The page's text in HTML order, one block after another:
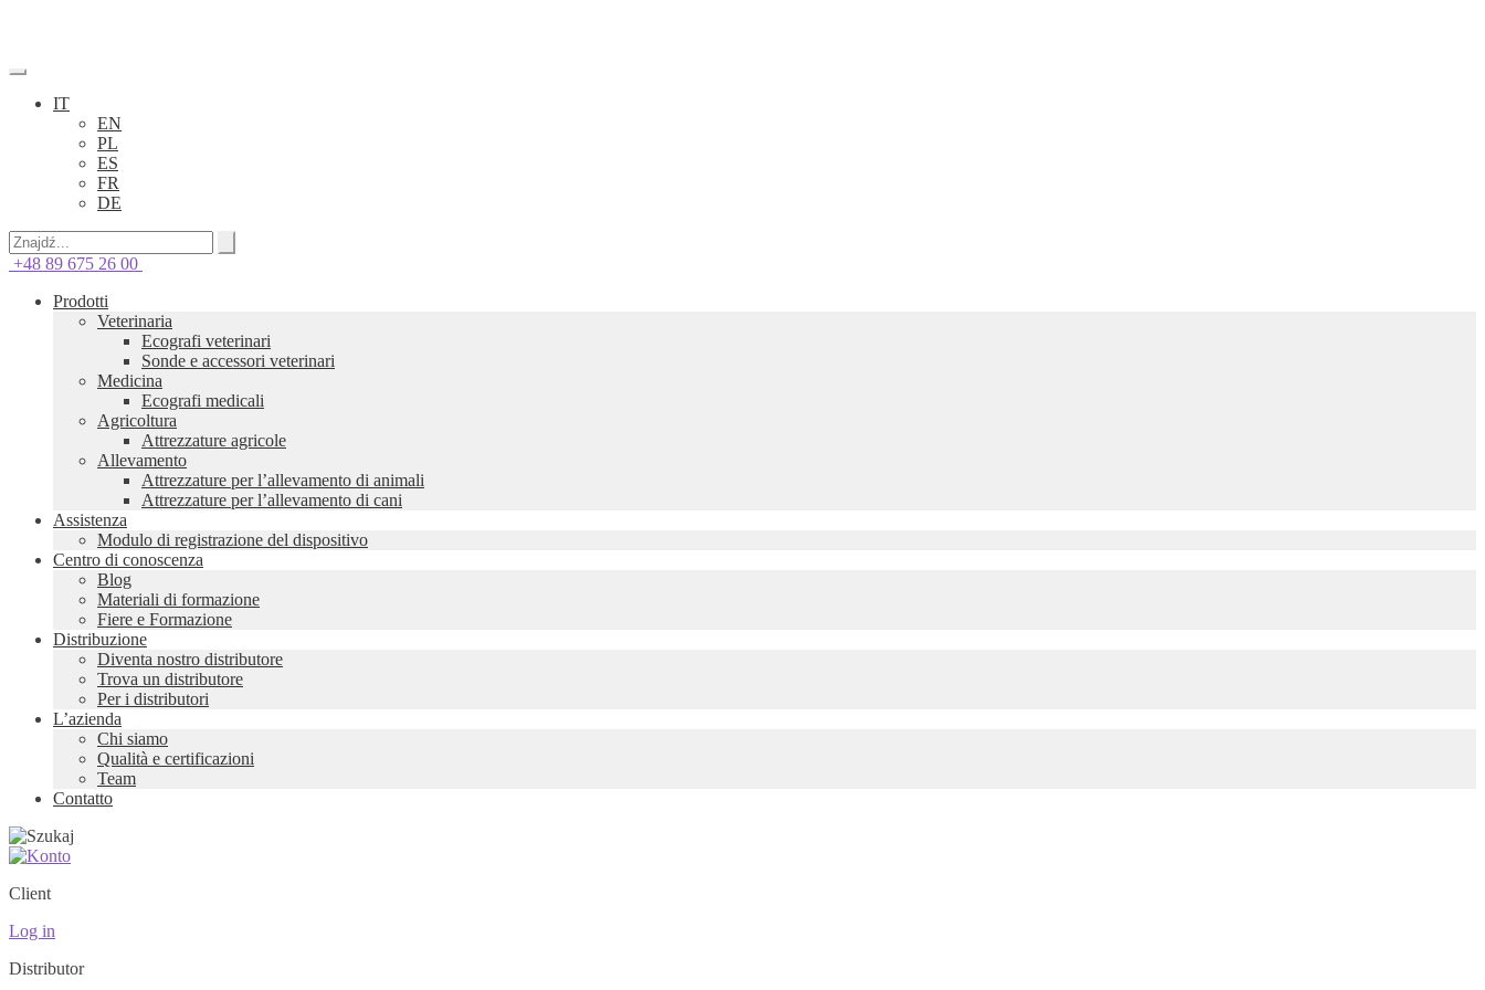
IT
EN
PL
ES
FR
DE
+48 89 675 26 00
Prodotti
Veterinaria
Ecografi veterinari
Sonde e accessori veterinari
Medicina
Ecografi medicali
Agricoltura
Attrezzature agricole
Allevamento
Attrezzature per l’allevamento di animali
Attrezzature per l’allevamento di cani
Assistenza
Modulo di registrazione del dispositivo
Centro di conoscenza
Blog
Materiali di formazione
Fiere e Formazione
Distribuzione
Diventa nostro distributore
Trova un distributore
Per i distributori
L’azienda
Chi siamo
Qualità e certificazioni
Team
Contatto
Client
Log in
Distributor